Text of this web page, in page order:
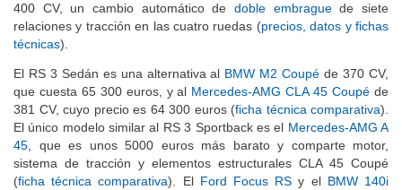
400 CV, un cambio automático de doble embraguede siete
relaciones y tracción en las cuatro ruedas (precios, datos y fichas
técnicas).
El RS 3 Sedán es una alternativa al BMW M2 Coupé de 370 CV,
que cuesta 65 300 euros, y al Mercedes-AMG CLA 45 Coupé de
381 CV, cuyo precio es 64 300 euros (ficha técnica comparativa).
El único modelo similar al RS 3 Sportback es el Mercedes-AMG A
45, que es unos 5000 euros más barato y comparte motor,
sistema de tracción y elementos estructurales CLA 45 Coupé
(ficha técnica comparativa). El Ford Focus RS y el BMW 140i